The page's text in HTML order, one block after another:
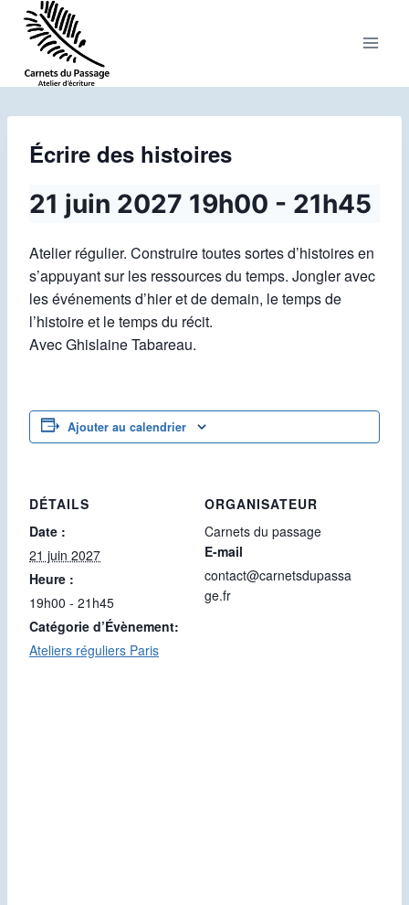
Aller
contenu
Écrire des histoires
21 juin 2027 19h00 - 21h45
Atelier régulier. Construire toutes sortes d’histoires en
s’appuyant sur les ressources du temps. Jongler avec
les événements d’hier et de demain, le temps de
l’histoire et le temps du récit.
Avec Ghislaine Tabareau.
Ajouter au calendrier
DÉTAILS
Date :
21 juin 2027
Heure :
19h00 - 21h45
Catégorie d’Évènement:
Ateliers réguliers Paris
ORGANISATEUR
Carnets du passage
E-mail
contact@carnetsdupassa
ge.fr